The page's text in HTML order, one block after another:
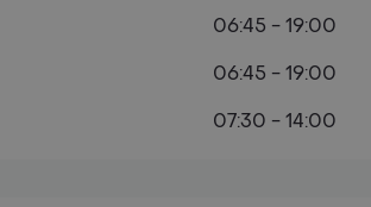
06:45 - 19:00
06:45 - 19:00
07:30 - 14:00